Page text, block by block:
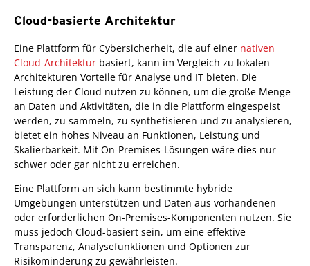
Cloud-basierte Architektur
Eine Plattform für Cybersicherheit, die auf einer nativen
Cloud-Architektur basiert, kann im Vergleich zu lokalen
Architekturen Vorteile für Analyse und IT bieten. Die
Leistung der Cloud nutzen zu können, um die große Menge
an Daten und Aktivitäten, die in die Plattform eingespeist
werden, zu sammeln, zu synthetisieren und zu analysieren,
bietet ein hohes Niveau an Funktionen, Leistung und
Skalierbarkeit. Mit On-Premises-Lösungen wäre dies nur
schwer oder gar nicht zu erreichen.
Eine Plattform an sich kann bestimmte hybride
Umgebungen unterstützen und Daten aus vorhandenen
oder erforderlichen On-Premises-Komponenten nutzen. Sie
muss jedoch Cloud-basiert sein, um eine effektive
Transparenz, Analysefunktionen und Optionen zur
Risikominderung zu gewährleisten.